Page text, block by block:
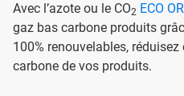
Avec l’azote ou le CO2 ECO
gaz bas carbone produits
100% renouvelables, réduisez
carbone de vos produits.